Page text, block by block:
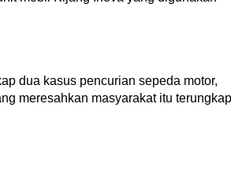
dua kasus pencurian sepeda motor,
meresahkan masyarakat itu terungkap